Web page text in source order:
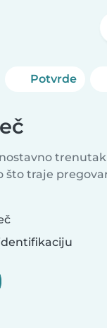
Potvrde
što traje